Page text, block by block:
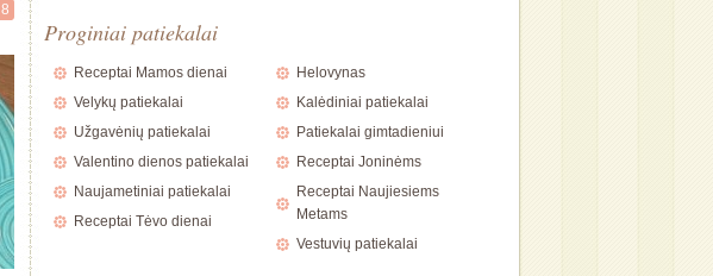
8
Proginiai patiekalai
Receptai Mamos dienai
Velykų patiekalai
Užgavėnių patiekalai
Valentino dienos patiekalai
Naujametiniai patiekalai
Receptai Tėvo dienai
Helovynas
Kalėdiniai patiekalai
Patiekalai gimtadieniui
Receptai Joninėms
Receptai Naujiesiems
Metams
Vestuvių patiekalai